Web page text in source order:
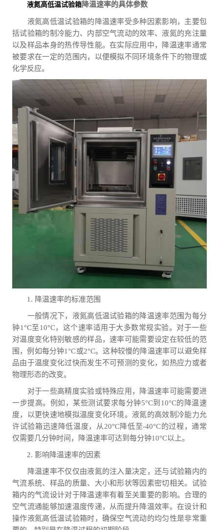
液氮高低温试验箱降温速率的具体参数
液氮高低温试验箱的降温速率受多种因素影响，主要包
括试验箱的制冷能力、内部空气流动的效率、液氮的充注量
以及样品本身的热传导性能。在实际应用中，降温速率通常
被要求在一定的范围内，以便模拟不同环境条件下的物理或
化学反应。
1. 降温速率的标准范围
一般情况下，液氮高低温试验箱的降温速率范围为每分
钟1°C至10°C，这个速率适用于大多数常规实验。对于一些
对温度变化特别敏感的样品，速率可能需要设定在较低的范
围，例如每分钟1°C或2°C。这种较慢的降温速率可以避免样
品由于温度变化过快而发生不可预测的变化，如热应力或者
物理形态的改变。
对于一些高精度实验或特殊应用，降温速率可能需要进
一步提高。例如，某些测试要求每分钟5°C到10°C的降温速
度，以更快速地模拟温度变化环境。液氮的高效制冷能力允
许试验箱迅速降低温度，从20°C降低至-40°C的过程，通常
仅需要几分钟时间，降温速率可达到每分钟10°C以上。
2. 影响降温速率的因素
降温速率不仅仅由液氮的注入量决定，还与试验箱内的
气流系统、样品的质量、大小和形状等因素密切相关。试验
箱内的气流设计对于降温速率有着至关重要的影响。合理的
空气流通能够加速温度传递，从而提升降温效率。在设计和
操作液氮高低温试验箱时，确保空气流动的均匀性是非常重